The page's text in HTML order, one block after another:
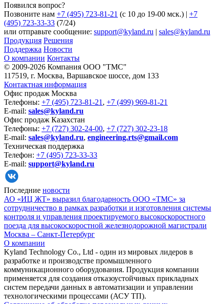
Появился вопрос?
Позвоните нам +7 (495) 723-81-21 (c 10 до 19-00 мск.) | +7
(495) 723-33-33 (7/24)
или отправьте сообщение: support@kyland.ru | sales@kyland.ru
Продукция Решения
Поддержка Новости
О компании Контакты
© 2009-2026 Компания OOO "TMC"
117519, г. Москва, Варшавское шоссе, дом 133
Контактная информация
Офис продаж Москва
Телефоны: +7 (495) 723-81-21 , +7 (499) 969-81-21
E-mail: sales@kyland.ru
Офис продаж Казахстан
Телефоны: +7 (727) 302-24-00, +7 (727) 302-23-18
E-mail: sales@kyland.ru, engineering.rts@gmail.com
Техническая поддержка
Телефон: +7 (495) 723-33-33
E-mail: support@kyland.ru
Последние новости
АО «ИЦ ЖТ» выразил благодарность ООО «ТМС» за
сотрудничество в рамках разработки и изготовления системы
контроля и управления проектируемого высокоскоростного
поезда для высокоскоростной железнодорожной магистрали
Москва – Санкт-Петербург
О компании
Kyland Technology Co., Ltd - один из мировых лидеров в
разработке и производстве промышленного
коммуникационного оборудования. Продукция компании
применяется для создания отказоустойчивых прикладных
систем передачи данных в автоматизации и управлении
технологическими процессами (АСУ ТП).